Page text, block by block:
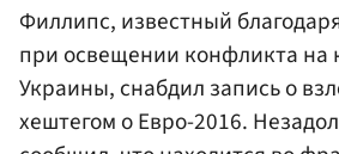
Филлипс, известный
при освещении конфликта на
Украины, снабдил запись о
хештегом о Евро-2016.